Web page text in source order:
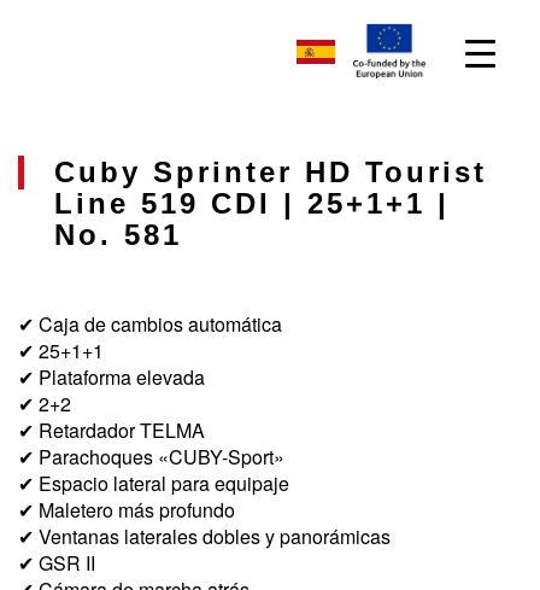
Cuby Sprinter HD Tourist
Line 519 CDI | 25+1+1 |
No. 581
✔ Caja de cambios automática
✔ 25+1+1
✔ Plataforma elevada
✔ 2+2
✔ Retardador TELMA
✔ Parachoques «CUBY-Sport»
✔ Espacio lateral para equipaje
✔ Maletero más profundo
✔ Ventanas laterales dobles y panorámicas
✔ GSR II